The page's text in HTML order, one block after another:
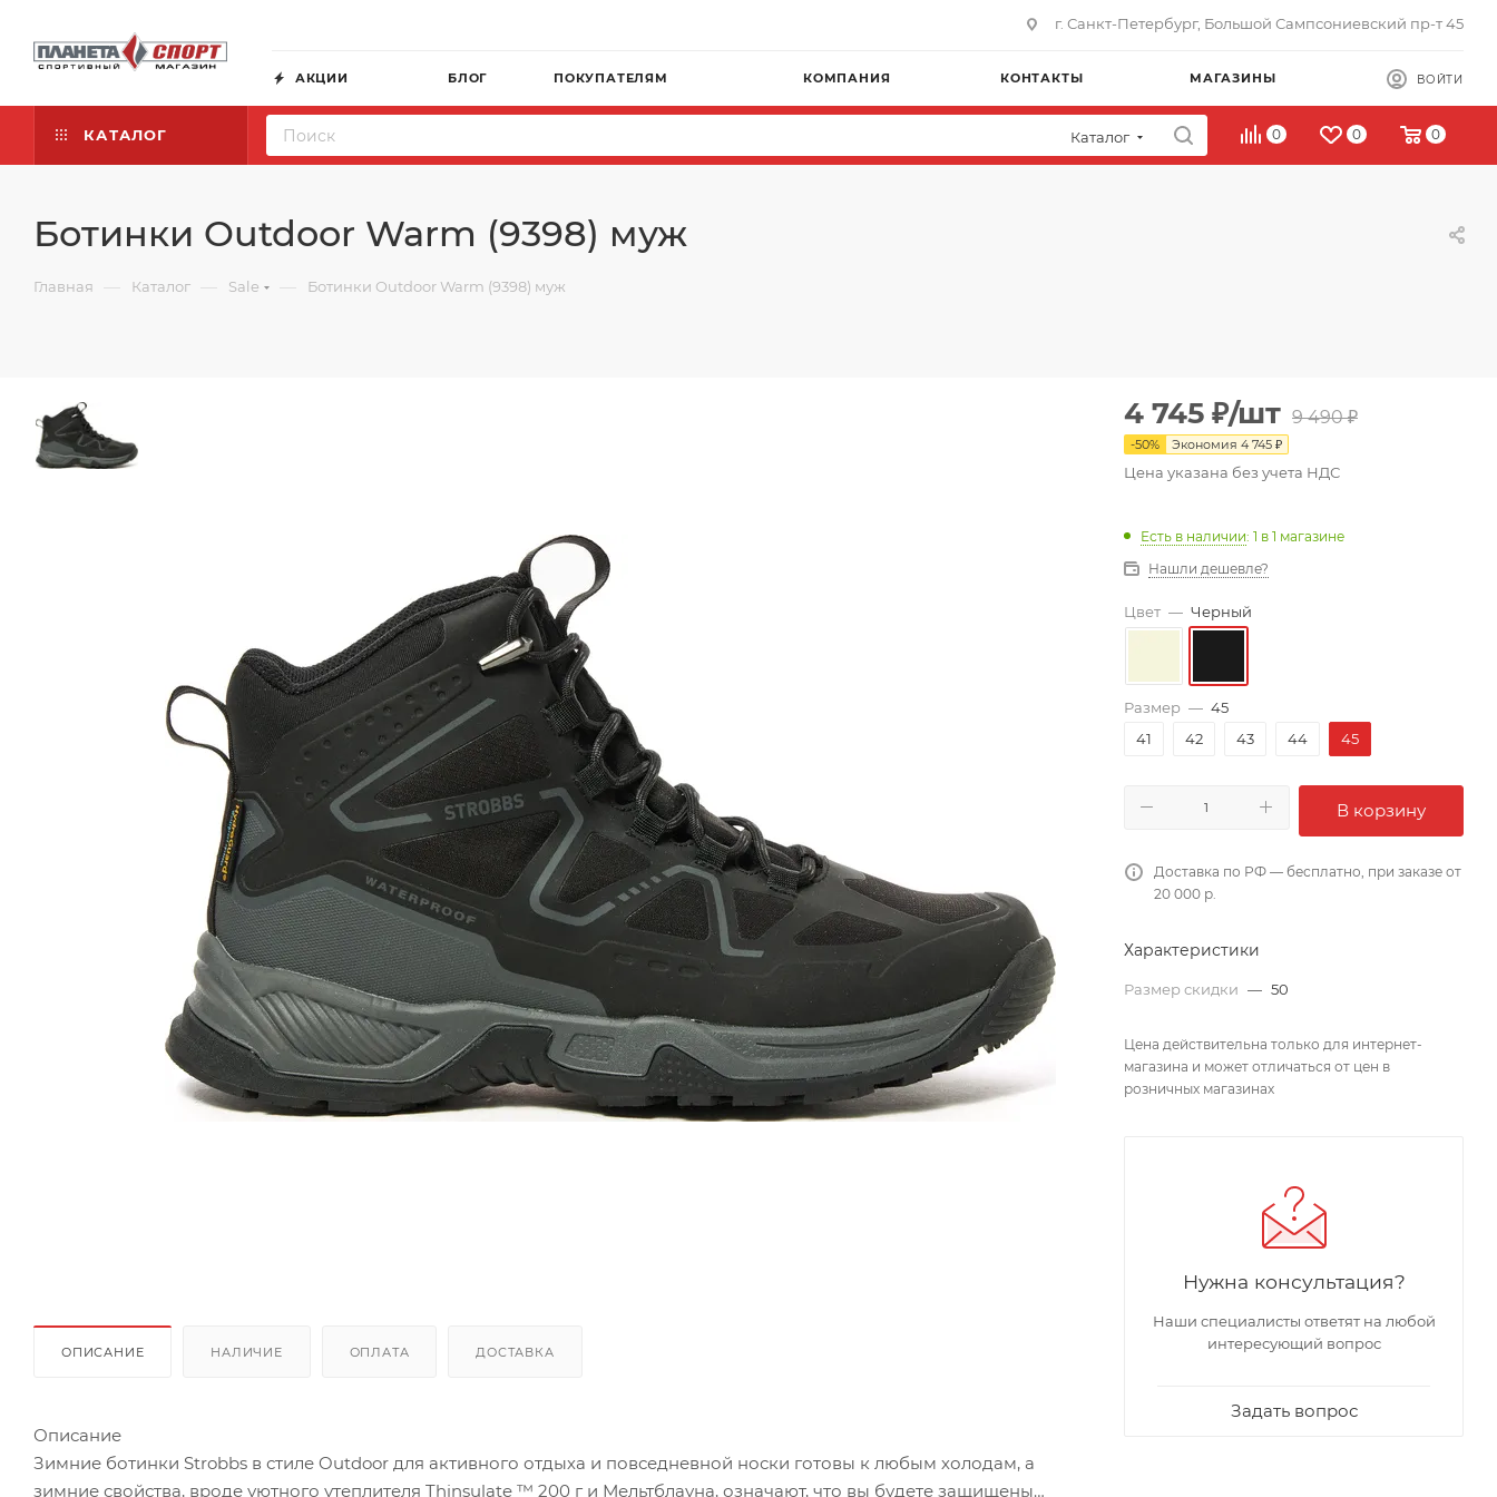
г. Санкт-Петербург, Большой Сампсониевский пр-т 45
АКЦИИ БЛОГ ПОКУПАТЕЛЯМ КОМПАНИЯ КОНТАКТЫ МАГАЗИНЫ ВОЙТИ
КАТАЛОГ Каталог 0 0 0
Ботинки Outdoor Warm (9398) муж
Главная — Каталог — Sale — Ботинки Outdoor Warm (9398) муж
ОПИСАНИЕ НАЛИЧИЕ ОПЛАТА ДОСТАВКА
Описание
Зимние ботинки Strobbs в стиле Outdoor для активного отдыха и повседневной носки готовы к любым холодам, а
зимние свойства, вроде уютного утеплителя Thinsulate ™ 200 г и Мельтблауна, означают, что вы будете защищены
4 745 ₽/шт 9 490₽
-50% Экономия 4 745 ₽
Цена указана без учета НДС
Есть в наличии: 1 в 1 магазине
Нашли дешевле?
Цвет — Черный
Размер — 45
41
42 43 44 45
В корзину
Доставка по РФ — бесплатно, при заказе от
20 000 р.
Характеристики
Размер скидки — 50
Цена действительна только для интернет-
магазина и может отличаться от цен в
розничных магазинах
Нужна консультация?
Наши специалисты ответят на любой
интересующий вопрос
Задать вопрос